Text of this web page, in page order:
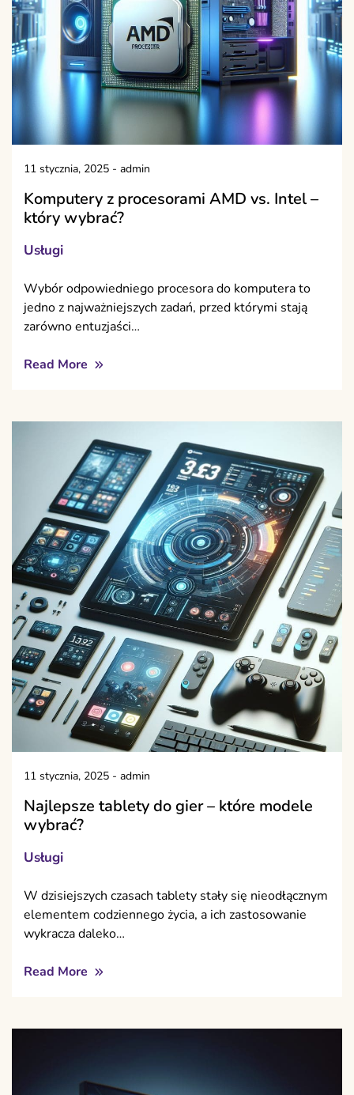
11 stycznia, 2025 - admin
Komputery z procesorami AMD vs. Intel –
który wybrać?
Usługi
Wybór odpowiedniego procesora do komputera to
jedno z najważniejszych zadań, przed którymi stają
zarówno entuzjaści…
Read More
11 stycznia, 2025 - admin
Najlepsze tablety do gier – które modele
wybrać?
Usługi
W dzisiejszych czasach tablety stały się nieodłącznym
elementem codziennego życia, a ich zastosowanie
wykracza daleko…
Read More